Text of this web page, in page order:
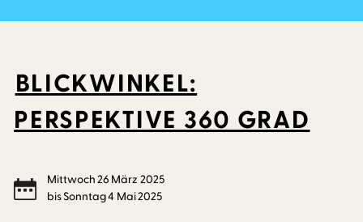
BLICKWINKEL:
PERSPEKTIVE 360 GRAD
Mittwoch26 März 2025
bisSonntag4 Mai2025